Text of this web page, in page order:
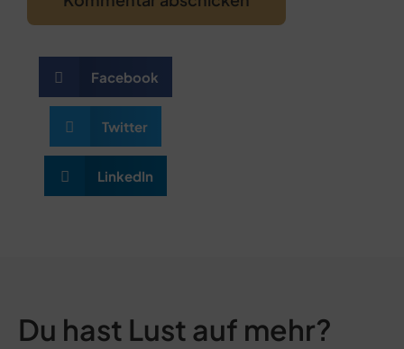
Facebook
Twitter
LinkedIn
Du hast Lust auf mehr?